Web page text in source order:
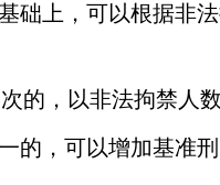
础上，可以根据非
的，以非法拘禁人
的，可以增加基准